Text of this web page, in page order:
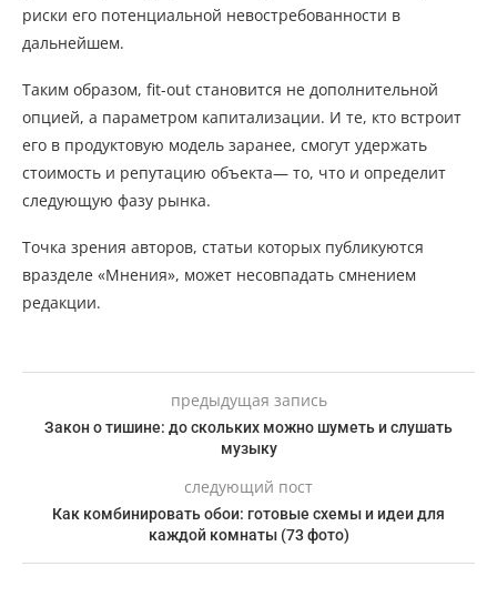
риски его потенциальной невостребованности в
дальнейшем.
Таким образом, fit-out становится не дополнительной
опцией, а параметром капитализации. И те, кто встроит
его в продуктовую модель заранее, смогут удержать
стоимость и репутацию объекта— то, что и определит
следующую фазу рынка.
Точка зрения авторов, статьи которых публикуются
вразделе «Мнения», может несовпадать смнением
редакции.
предыдущая запись
Закон о тишине: до скольких можно шуметь и слушать
музыку
следующий пост
Как комбинировать обои: готовые схемы и идеи для
каждой комнаты (73 фото)